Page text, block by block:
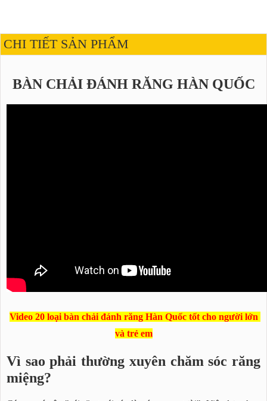
CHI TIẾT SẢN PHẨM
BÀN CHẢI ĐÁNH RĂNG HÀN QUỐC
Video 20 loại bàn chải đánh răng Hàn Quốc tốt cho người lớn
và trẻ em
Vì sao phải thường xuyên chăm sóc răng
miệng?